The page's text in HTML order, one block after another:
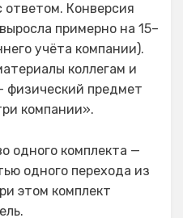
ответом. Конверсия
примерно на 15–
учёта компании).
коллегам и
физический предмет
компании».
одного комплекта —
одного перехода из
этом комплект